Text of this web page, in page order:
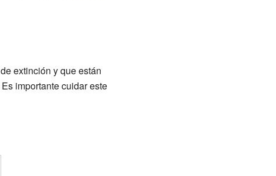
extinción y que están
importante cuidar este